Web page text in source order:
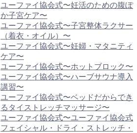
ユーファイ協会式〜妊活のための腹ぽ
か子宮ケア〜
ユーファイ協会式〜子宮整体ラクサー
（着衣・オイル）〜
ユーファイ協会式〜妊婦・マタニティ
ケア〜
ユーファイ協会式〜ホットブロック〜
ユーファイ協会式〜ハーブサウナ導入
講習〜
ユーファイ協会式〜ベッドだからでき
るタイストレッチマッサージ〜
ユーファイ協会式〜ユーファイ協会式
フェイシャル・ドライ・ストレッチ・